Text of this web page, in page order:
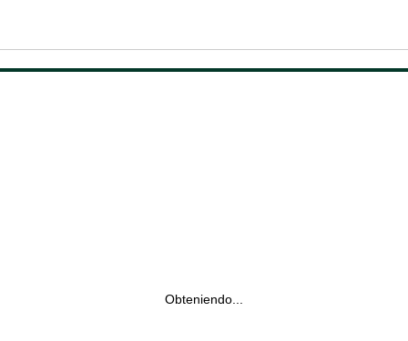
Obteniendo...